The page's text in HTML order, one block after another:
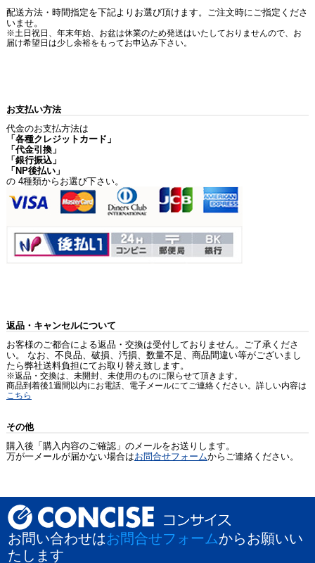
配送方法・時間指定を下記よりお選び頂けます。ご注文時にご指定くださ
いませ。
※土日祝日、年末年始、お盆は休業のため発送はいたしておりませんので、お
届け希望日は少し余裕をもってお申込み下さい。
お支払い方法
代金のお支払方法は
「各種クレジットカード」
「代金引換」
「銀行振込」
「NP後払い」
の 4種類からお選び下さい。
返品・キャンセルについて
お客様のご都合による返品・交換は受付しておりません。ご了承くださ
い。 なお、不良品、破損、汚損、数量不足、商品間違い等がございまし
たら弊社送料負担にてお取り替え致します。
※返品・交換は、未開封、未使用のものに限らせて頂きます。
商品到着後1週間以内にお電話、電子メールにてご連絡ください。詳しい内容は
こちら
その他
購入後「購入内容のご確認」のメールをお送りします。
万が一メールが届かない場合はお問合せフォームからご連絡ください。
お問い合わせはお問合せフォームからお願いい
たします